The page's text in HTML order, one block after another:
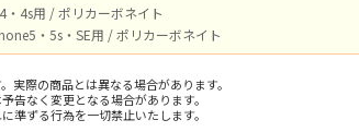
・4s用 / ポリカーボネイト
・5s・SE用 / ポリカーボネイト
実際の商品とは異なる場合があります。
告なく変更となる場合があります。
準ずる行為を一切禁止いたします。